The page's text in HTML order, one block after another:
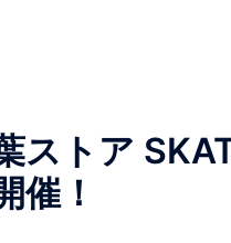
ストア
催！